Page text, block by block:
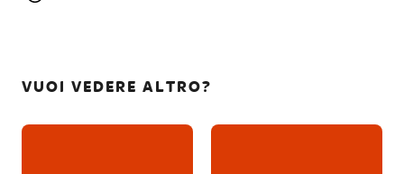
VUOI VEDERE ALTRO?